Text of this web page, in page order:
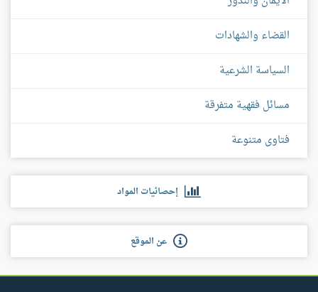
القضاء والشهادات
السياسة الشرعية
مسائل فقهية متفرقة
فتاوى متنوعة
إحصائيات المواد
عن الموقع